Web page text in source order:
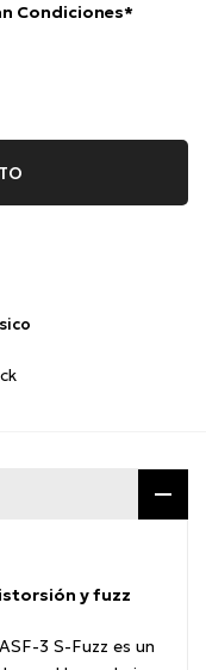
Condiciones*
y fuzz
3 S-Fuzz es un